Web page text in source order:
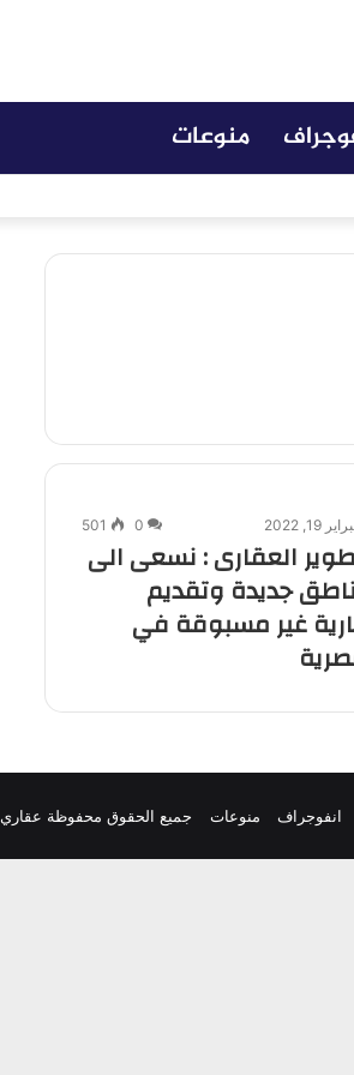
منوعات
19, 2022
0
501
العقارى : نسعى الى
جديدة وتقديم
غير مسبوقة في
جميع الحقوق محفوظة عقاري 2030 @ 2026 انفوجراف منوعات